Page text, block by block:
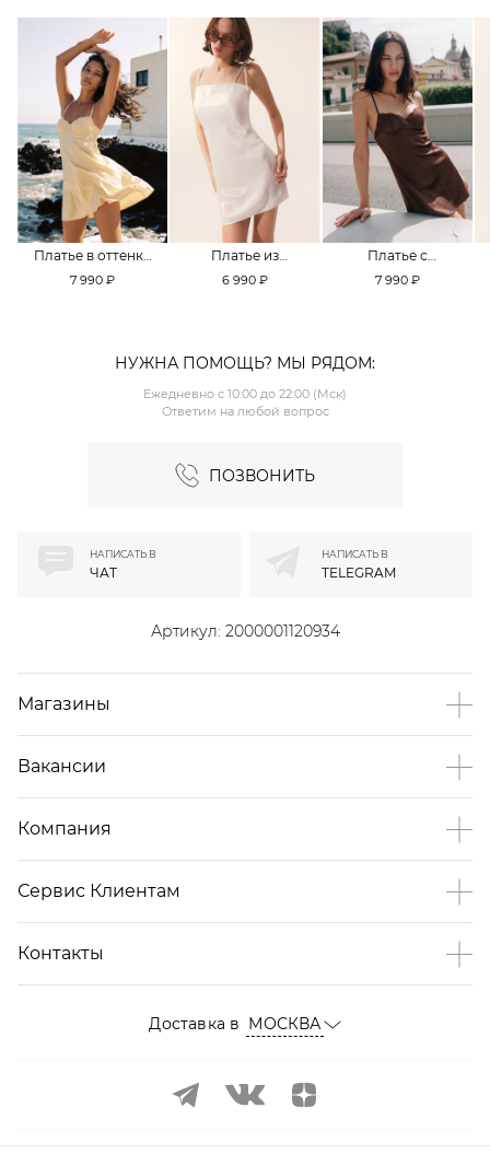
Платье в оттенке
Pale Banana
7 990 ₽
Платье из
смесовой вискозы
6 990 ₽
Платье с
кружевной
7 990 ₽
НУЖНА ПОМОЩЬ? МЫ РЯДОМ:
ПОЗВОНИТЬ
Ежедневно с 10:00 до 22:00 (Мск)
Ответим на любой вопрос
Артикул: 2000001120934
НАПИСАТЬ В
ЧАТ
НАПИСАТЬ В
TELEGRAM
Магазины
Вакансии
Компания
Сервис Клиентам
Контакты
Доставка в МОСКВА